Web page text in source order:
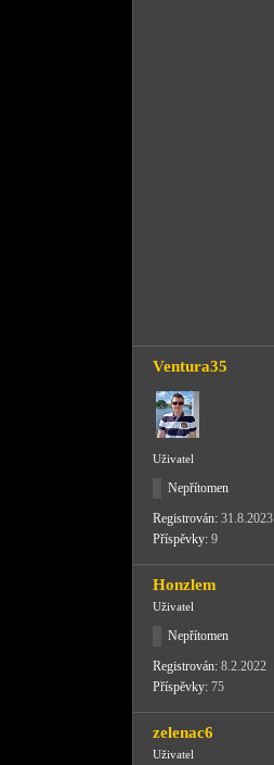
Ventura35
Uživatel
Nepřítomen
Registrován: 31.8.2023
Příspěvky: 9
Honzlem
Uživatel
Nepřítomen
Registrován: 8.2.2022
Příspěvky: 75
zelenac6
Uživatel